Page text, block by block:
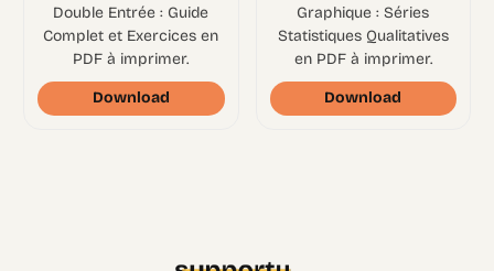
Double Entrée : Guide
Complet et Exercices en
PDF à imprimer.
Download
Graphique : Séries
Statistiques Qualitatives
en PDF à imprimer.
Download